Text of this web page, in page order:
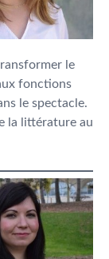
le
fonctions
le spectacle.
la littérature au